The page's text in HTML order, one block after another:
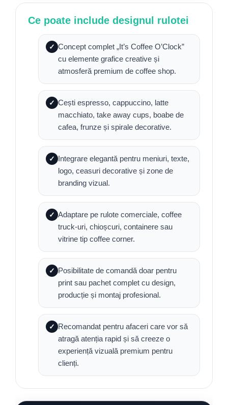
Ce poate include designul rulotei
✓ Concept complet „It’s Coffee O’Clock”
cu elemente grafice creative și
atmosferă premium de coffee shop.
✓ Cești espresso, cappuccino, latte
macchiato, take away cups, boabe de
cafea, frunze și spirale decorative.
✓ Integrare elegantă pentru meniuri, texte,
logo, ceasuri decorative și zone de
branding vizual.
✓ Adaptare pe rulote comerciale, coffee
truck-uri, chioșcuri, containere sau
vitrine tip coffee corner.
✓ Posibilitate de comandă doar pentru
print sau pachet complet cu design,
producție și montaj profesional.
✓ Recomandat pentru afaceri care vor să
atragă atenția rapid și să creeze o
experiență vizuală premium pentru
clienți.